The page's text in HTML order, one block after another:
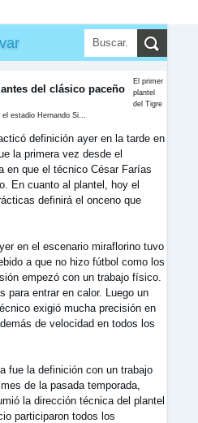
del clásico paceño
El primer
plantel
del Tigre
estadio Hernando Si...
definición ayer en la tarde en
la primera vez desde el
en que el técnico César Farías
En cuanto al plantel, hoy el
definirá el onceno que
en el escenario miraflorino tuvo
a que no hizo fútbol como los
empezó con un trabajo físico.
para entrar en calor. Luego un
exigió mucha precisión en
de velocidad en todos los
fue la definición con un trabajo
de la pasada temporada,
la dirección técnica del plantel
participaron todos los